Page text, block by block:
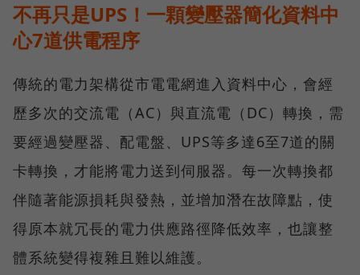
不再只是UPS！一顆變壓器簡化資料中
心7道供電程序
傳統的電力架構從市電電網進入資料中心，會經
歷多次的交流電（AC）與直流電（DC）轉換，需
要經過變壓器、配電盤、UPS等多達6至7道的關
卡轉換，才能將電力送到伺服器。每一次轉換都
伴隨著能源損耗與發熱，並增加潛在故障點，使
得原本就冗長的電力供應路徑降低效率，也讓整
體系統變得複雜且難以維護。